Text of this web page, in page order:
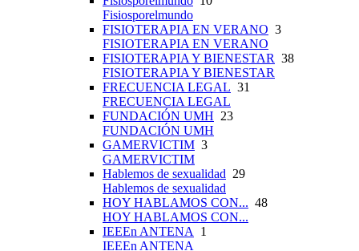
Fisiosporelmundo
FISIOTERAPIA EN VERANO 3
FISIOTERAPIA EN VERANO
FISIOTERAPIA Y BIENESTAR 38
FISIOTERAPIA Y BIENESTAR
FRECUENCIA LEGAL 31
FRECUENCIA LEGAL
FUNDACIÓN UMH 23
FUNDACIÓN UMH
GAMERVICTIM 3
GAMERVICTIM
Hablemos de sexualidad 29
Hablemos de sexualidad
HOY HABLAMOS CON... 48
HOY HABLAMOS CON...
IEEEn ANTENA 1
IEEEn ANTENA